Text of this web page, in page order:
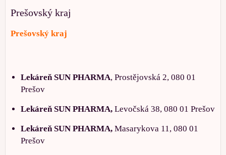
Prešovský kraj
Prešovský kraj
Lekáreň SUN PHARMA, Prostějovská 2, 080 01
Prešov
Lekáreň SUN PHARMA, Levočská 38, 080 01 Prešov
Lekáreň SUN PHARMA, Masarykova 11, 080 01
Prešov